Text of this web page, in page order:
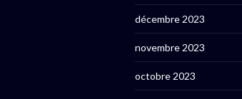
décembre 2023
novembre 2023
octobre 2023